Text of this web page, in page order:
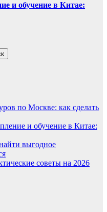
и обучение в Китае:
по Москве: как сделать
и обучение в Китае:
выгодное
советы на 2026